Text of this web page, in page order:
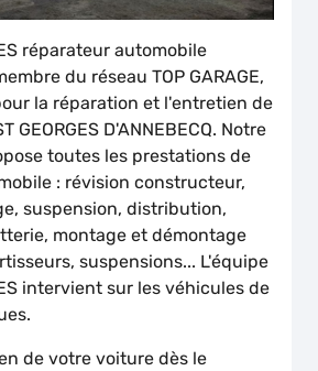
réparateur automobile
du réseau TOP GARAGE,
la réparation et l'entretien de
GEORGES D'ANNEBECQ. Notre
toutes les prestations de
: révision constructeur,
suspension, distribution,
montage et démontage
suspensions... L'équipe
intervient sur les véhicules de
de votre voiture dès le